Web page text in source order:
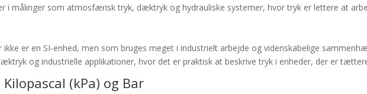
i målinger som atmosfærisk tryk, dæktryk og hydrauliske systemer, hvor tryk er lettere at
er en SI-enhed, men som bruges meget i industrielt arbejde og videnskabelige
og industrielle applikationer, hvor det er praktisk at beskrive tryk i enheder, der er
(kPa) og Bar